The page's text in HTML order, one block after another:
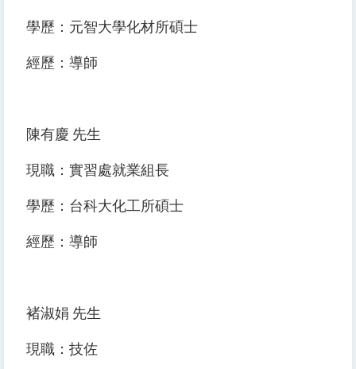
學歷：元智大學化材所碩士
經歷：導師
陳有慶 先生
現職：實習處就業組長
學歷：台科大化工所碩士
經歷：導師
褚淑娟 先生
現職：技佐